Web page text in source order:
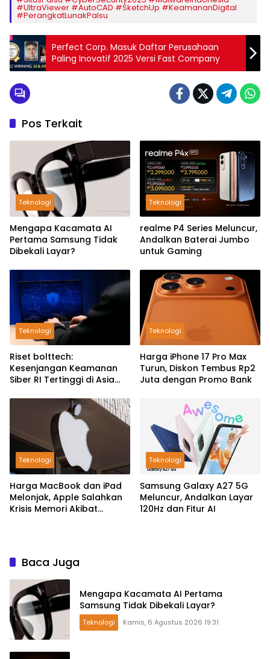
#UltraViewer #AutoCAD #SketchUp #KeamananDigital
#PerangkatLunakPalsu
Perfect Corp. Masuk Daftar Perusahaan
Paling Inovatif 2025 Versi Fast Company
Pos Terkait
Teknologi
Mengapa Kacamata AI
Pertama Samsung Tidak
Dibekali Layar?
Teknologi
realme P4 Series Meluncur,
Andalkan Baterai Jumbo
untuk Gaming
Teknologi
Riset bolttech:
Kesenjangan Keamanan
Siber RI Tertinggi di Asia
Teknologi
Harga iPhone 17 Pro Max
Turun, Diskon Tembus Rp2
Juta dengan Promo Bank
Teknologi
Harga MacBook dan iPad
Melonjak, Apple Salahkan
Krisis Memori Akibat
Teknologi
Samsung Galaxy A27 5G
Meluncur, Andalkan Layar
120Hz dan Fitur AI
Baca Juga
Mengapa Kacamata AI Pertama
Samsung Tidak Dibekali Layar?
Teknologi Kamis, 6 Agustus 2026 19:31